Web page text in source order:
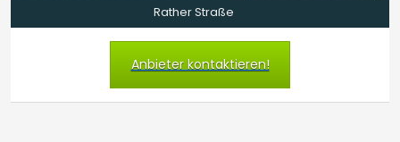
Rather Straße
Anbieter kontaktieren!